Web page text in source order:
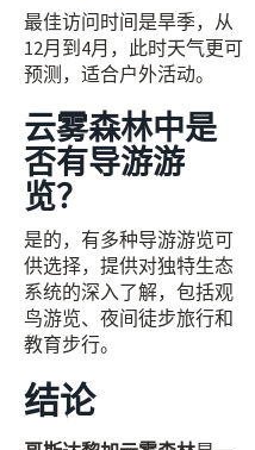
最佳访问时间是旱季，从
12月到4月，此时天气更可
预测，适合户外活动。
云雾森林中是
否有导游游
览？
是的，有多种导游游览可
供选择，提供对独特生态
系统的深入了解，包括观
鸟游览、夜间徒步旅行和
教育步行。
结论